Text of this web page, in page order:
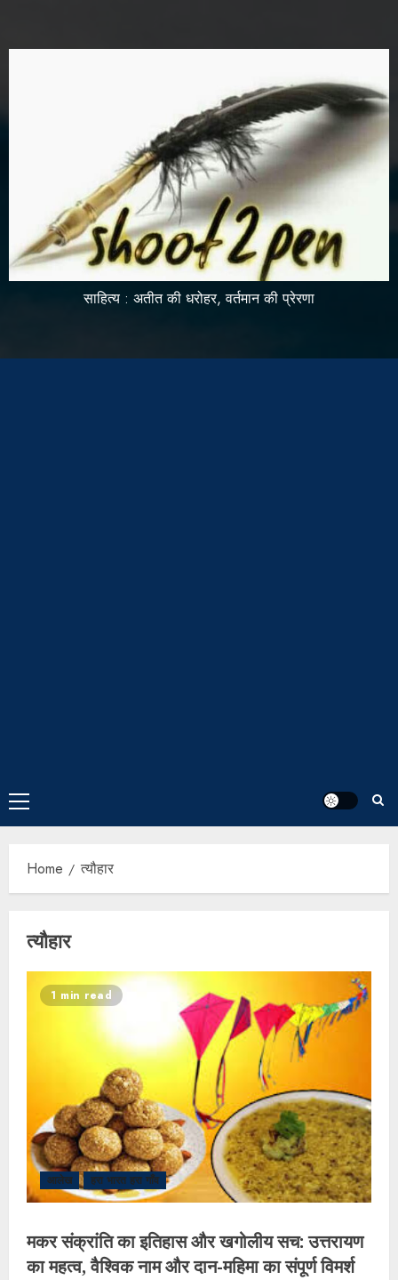
साहित्य : अतीत की धरोहर, वर्तमान की प्रेरणा
Home त्यौहार
त्यौहार
1 min read
आलेख हरा भारत हरा गाँव
मकर संक्रांति का इतिहास और खगोलीय सच: उत्तरायण
का महत्व, वैश्विक नाम और दान-महिमा का संपूर्ण विमर्श